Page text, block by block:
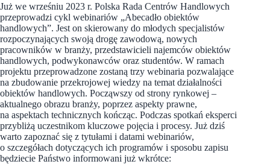
Już we wrześniu 2023 r. Polska Rada Centrów Handlowych
przeprowadzi cykl webinariów „Abecadło obiektów
handlowych”. Jest on skierowany do młodych specjalistów
rozpoczynających swoją drogę zawodową, nowych
pracowników w branży, przedstawicieli najemców obiektów
handlowych, podwykonawców oraz studentów. W ramach
projektu przeprowadzone zostaną trzy webinaria pozwalające
na zbudowanie przekrojowej wiedzy na temat działalności
obiektów handlowych. Począwszy od strony rynkowej –
aktualnego obrazu branży, poprzez aspekty prawne,
na aspektach technicznych kończąc. Podczas spotkań eksperci
przybliżą uczestnikom kluczowe pojęcia i procesy. Już dziś
warto zapoznać się z tytułami i datami webinariów,
o szczegółach dotyczących ich programów i sposobu zapisu
będziecie Państwo informowani już wkrótce: